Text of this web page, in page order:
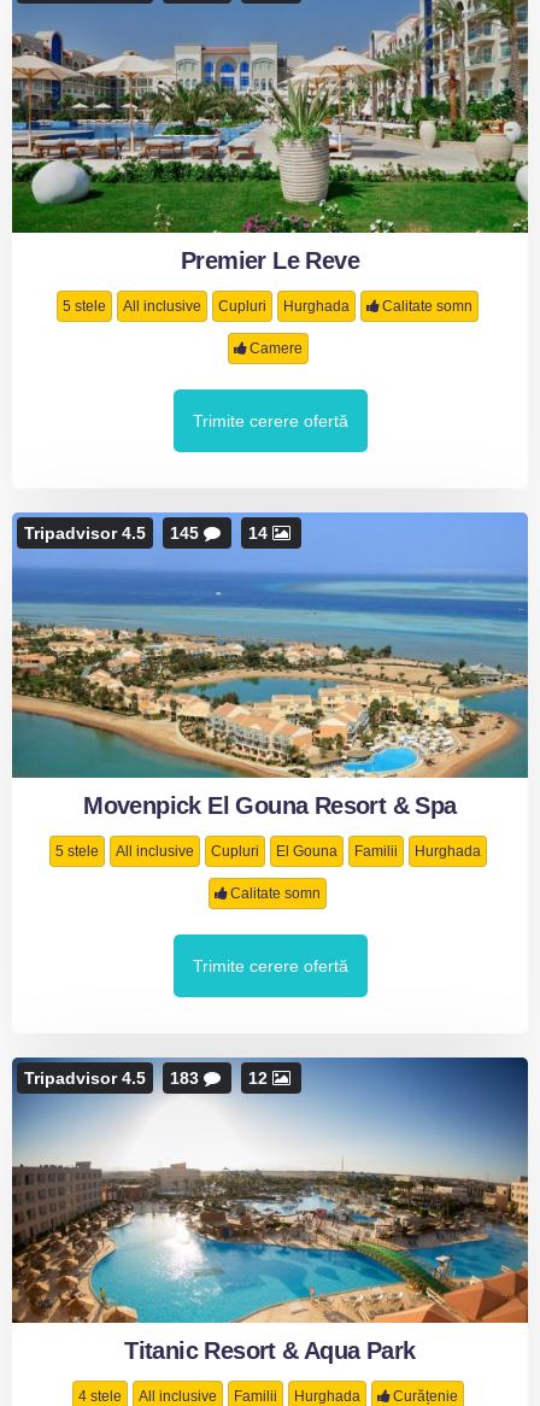
Premier Le Reve
5 stele All inclusive Cupluri Hurghada Calitate somn
Camere
Trimite cerere ofertă
Tripadvisor 4.5 145 14
Movenpick El Gouna Resort & Spa
5 stele All inclusive Cupluri El Gouna Familii Hurghada
Calitate somn
Trimite cerere ofertă
Tripadvisor 4.5 183 12
Titanic Resort & Aqua Park
4 stele All inclusive Familii Hurghada Curățenie